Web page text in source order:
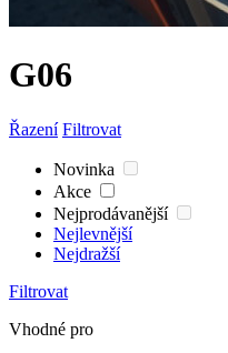
G06
Řazení Filtrovat
Novinka
Akce
Nejprodávanější
Nejlevnější
Nejdražší
Filtrovat
Vhodné pro